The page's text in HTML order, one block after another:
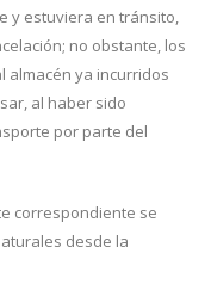
y estuviera en tránsito,
no obstante, los
almacén ya incurridos
al haber sido
por parte del
correspondiente se
desde la